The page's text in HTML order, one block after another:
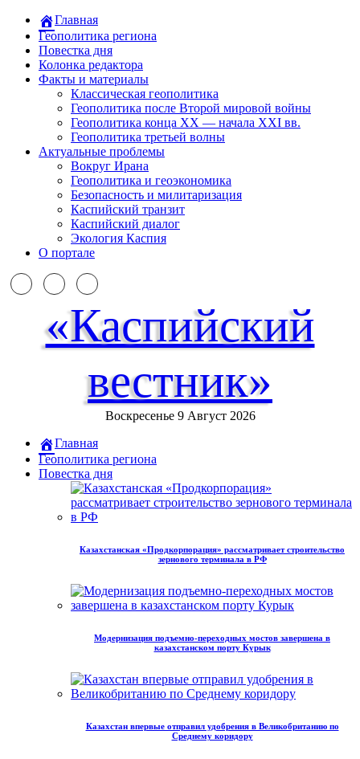
Главная
Геополитика региона
Повестка дня
Колонка редактора
Факты и материалы
Классическая геополитика
Геополитика после Второй мировой войны
Геополитика конца XX — начала XXI вв.
Геополитика третьей волны
Актуальные проблемы
Вокруг Ирана
Геополитика и геоэкономика
Безопасность и милитаризация
Каспийский транзит
Каспийский диалог
Экология Каспия
О портале
«Каспийский
вестник»
Воскресенье 9 Август 2026
Главная
Геополитика региона
Повестка дня
Казахстанская «Продкорпорация» рассматривает строительство
зернового терминала в РФ
Модернизация подъемно-переходных мостов завершена в
казахстанском порту Курык
Казахстан впервые отправил удобрения в Великобританию по
Среднему коридору